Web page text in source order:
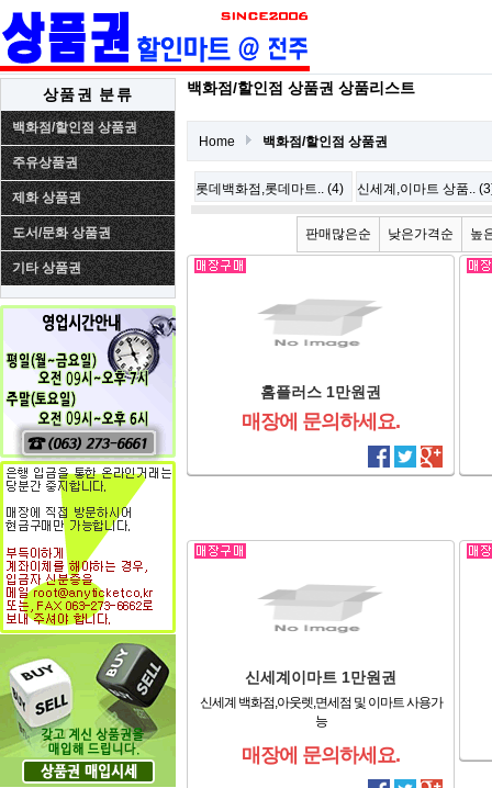
상품권 분류
백화점/할인점 상품권
주유상품권
제화 상품권
도서/문화 상품권
기타 상품권
백화점/할인점 상품권 상품리스트
Home 백화점/할인점 상품권
롯데백화점,롯데마트.. (4) 신세계,이마트 상품..
판매많은순 낮은가격순 높
홈플러스 1만원권
매장에 문의하세요.
신세계이마트 1만원권
신세계 백화점,아웃렛,면세점 및 이마트 사용가
능
매장에 문의하세요.